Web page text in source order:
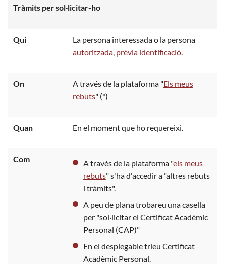
Tràmits per sol·licitar-ho
Qui
La persona interessada o la persona
autoritzada prèvia identificació
On A través de la plataforma "Els meus
rebuts" (*)
Quan En el moment que ho requereixi.
Com A través de la plataforma "els meus
rebuts" s'ha d'accedir a "altres rebuts
i tràmits".
A peu de plana trobareu una casella
per "sol·licitar el Certificat Acadèmic
Personal (CAP)"
En el desplegable trieu Certificat
Acadèmic Personal.